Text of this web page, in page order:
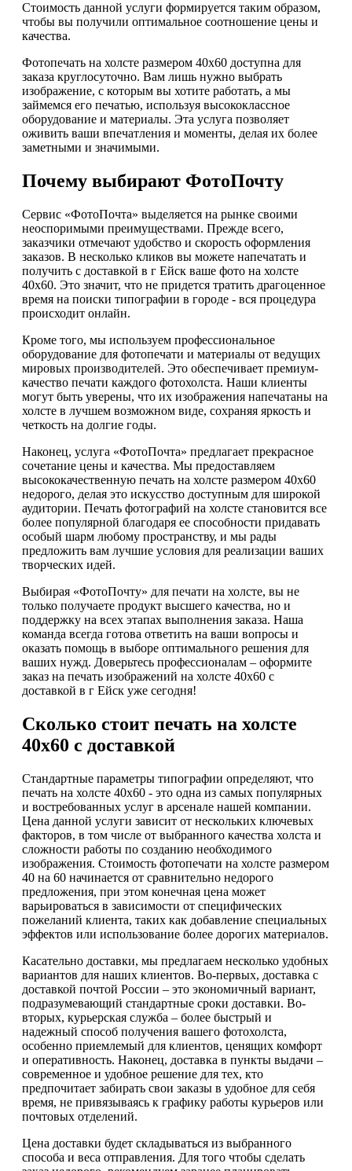
Стоимость данной услуги формируется таким образом,
чтобы вы получили оптимальное соотношение цены и
качества.
Фотопечать на холсте размером 40х60 доступна для
заказа круглосуточно. Вам лишь нужно выбрать
изображение, с которым вы хотите работать, а мы
займемся его печатью, используя высококлассное
оборудование и материалы. Эта услуга позволяет
оживить ваши впечатления и моменты, делая их более
заметными и значимыми.
Почему выбирают ФотоПочту
Сервис «ФотоПочта» выделяется на рынке своими
неоспоримыми преимуществами. Прежде всего,
заказчики отмечают удобство и скорость оформления
заказов. В несколько кликов вы можете напечатать и
получить с доставкой в г Ейск ваше фото на холсте
40х60. Это значит, что не придется тратить драгоценное
время на поиски типографии в городе - вся процедура
происходит онлайн.
Кроме того, мы используем профессиональное
оборудование для фотопечати и материалы от ведущих
мировых производителей. Это обеспечивает премиум-
качество печати каждого фотохолста. Наши клиенты
могут быть уверены, что их изображения напечатаны на
холсте в лучшем возможном виде, сохраняя яркость и
четкость на долгие годы.
Наконец, услуга «ФотоПочта» предлагает прекрасное
сочетание цены и качества. Мы предоставляем
высококачественную печать на холсте размером 40х60
недорого, делая это искусство доступным для широкой
аудитории. Печать фотографий на холсте становится все
более популярной благодаря ее способности придавать
особый шарм любому пространству, и мы рады
предложить вам лучшие условия для реализации ваших
творческих идей.
Выбирая «ФотоПочту» для печати на холсте, вы не
только получаете продукт высшего качества, но и
поддержку на всех этапах выполнения заказа. Наша
команда всегда готова ответить на ваши вопросы и
оказать помощь в выборе оптимального решения для
ваших нужд. Доверьтесь профессионалам – оформите
заказ на печать изображений на холсте 40х60 с
доставкой в г Ейск уже сегодня!
Сколько стоит печать на холсте
40х60 с доставкой
Стандартные параметры типографии определяют, что
печать на холсте 40х60 - это одна из самых популярных
и востребованных услуг в арсенале нашей компании.
Цена данной услуги зависит от нескольких ключевых
факторов, в том числе от выбранного качества холста и
сложности работы по созданию необходимого
изображения. Стоимость фотопечати на холсте размером
40 на 60 начинается от сравнительно недорого
предложения, при этом конечная цена может
варьироваться в зависимости от специфических
пожеланий клиента, таких как добавление специальных
эффектов или использование более дорогих материалов.
Касательно доставки, мы предлагаем несколько удобных
вариантов для наших клиентов. Во-первых, доставка с
доставкой почтой России – это экономичный вариант,
подразумевающий стандартные сроки доставки. Во-
вторых, курьерская служба – более быстрый и
надежный способ получения вашего фотохолста,
особенно приемлемый для клиентов, ценящих комфорт
и оперативность. Наконец, доставка в пункты выдачи –
современное и удобное решение для тех, кто
предпочитает забирать свои заказы в удобное для себя
время, не привязываясь к графику работы курьеров или
почтовых отделений.
Цена доставки будет складываться из выбранного
способа и веса отправления. Для того чтобы сделать